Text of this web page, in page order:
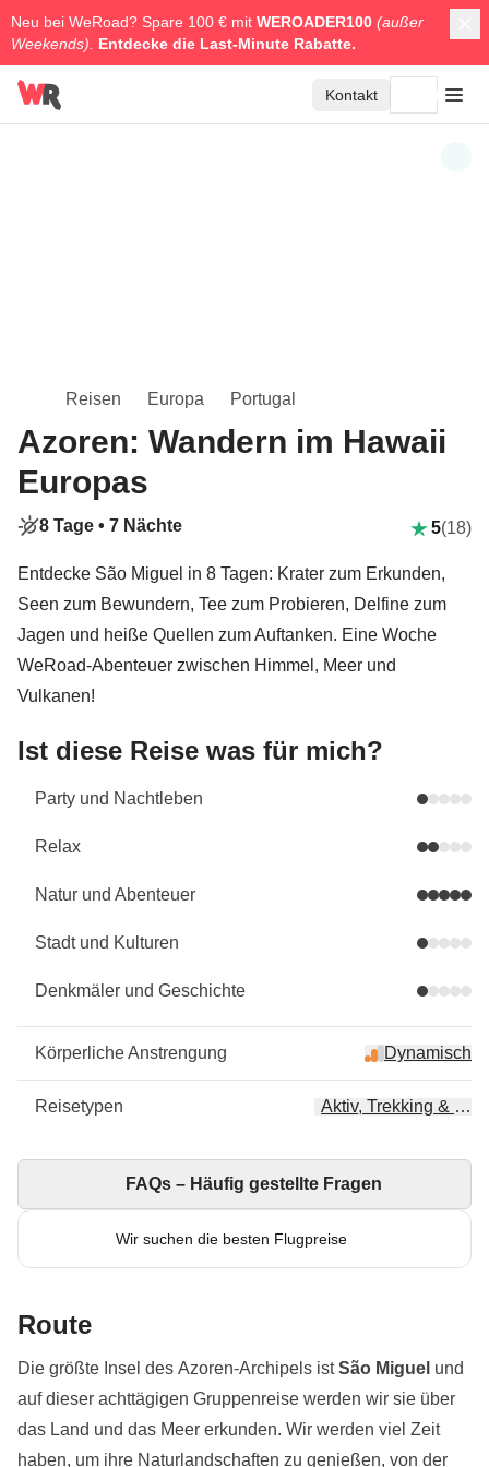
Neu bei WeRoad? Spare 100 € mit WEROADER100 (außer
Weekends).
Entdecke die Last-Minute Rabatte.
Kontakt
Reisen Europa Portugal
Azoren: Wandern im Hawaii
Europas
8 Tage • 7 Nächte 5(18)
Entdecke São Miguel in 8 Tagen: Krater zum Erkunden,
Seen zum Bewundern, Tee zum Probieren, Delfine zum
Jagen und heiße Quellen zum Auftanken. Eine Woche
WeRoad-Abenteuer zwischen Himmel, Meer und
Vulkanen!
Ist diese Reise was für mich?
Party und Nachtleben
Relax
Natur und Abenteuer
Stadt und Kulturen
Denkmäler und Geschichte
Körperliche Anstrengung Dynamisch
Reisetypen Aktiv, Trekking &
Wir suchen die besten Flugpreise
FAQs – Häufig gestellte Fragen
Route
Die größte Insel des Azoren-Archipels istSão Miguel und
auf dieser achttägigen Gruppenreise werden wir sie über
das Land und das Meer erkunden. Wir werden viel Zeit
haben, um ihre Naturlandschaften zu genießen, von der